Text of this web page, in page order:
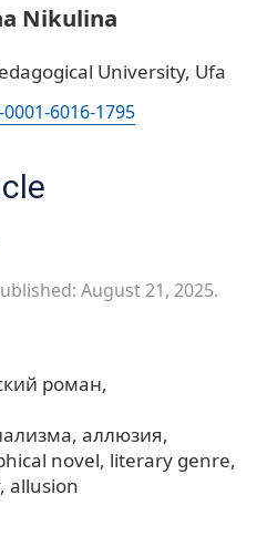
Nikulina
University, Ufa
6016-1795
August 21, 2025.
роман
аллюзия
novel literary genre
allusion